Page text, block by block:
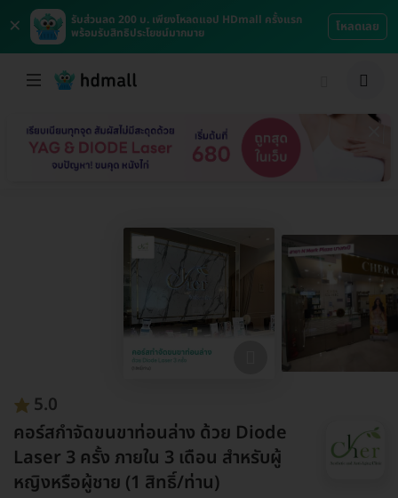
×
รับส่วนลด 200 บ. เพียงโหลดแอป HDmall ครั้งแรก
พร้อมรับสิทธิประโยชน์มากมาย
โหลดเลย
5.0
คอร์สกำจัดขนขาท่อนล่าง ด้วย Diode
Laser 3 ครั้ง ภายใน 3 เดือน สำหรับผู้
หญิงหรือผู้ชาย (1 สิทธิ์/ท่าน)